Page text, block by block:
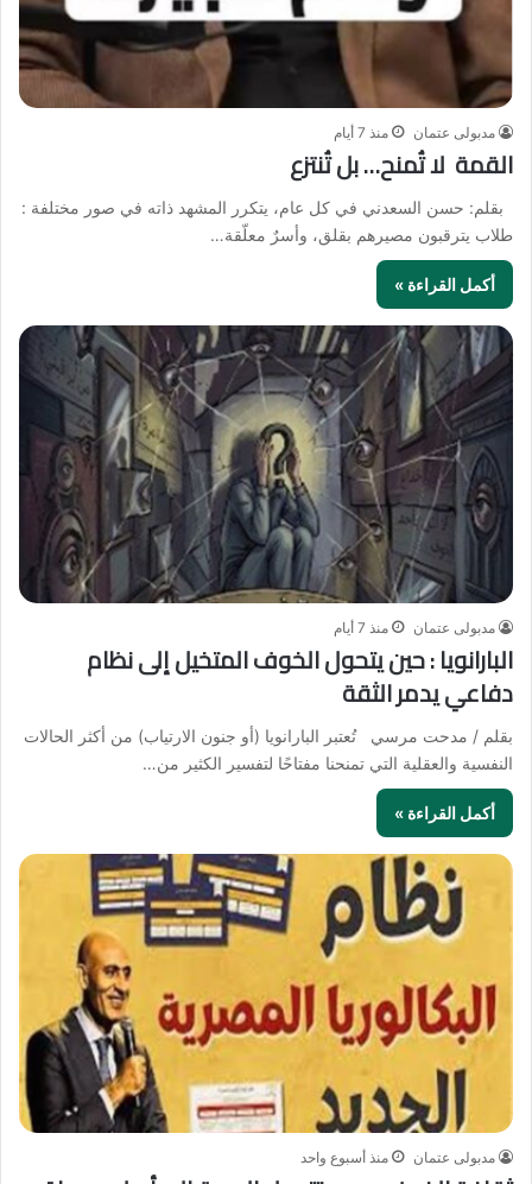
مدبولى عتمان منذ 7 أيام
القمة لا تُمنح… بل تُنتزع
بقلم: حسن السعدني في كل عام، يتكرر المشهد ذاته في صور مختلفة :
طلاب يترقبون مصيرهم بقلق، وأسرٌ معلّقة…
أكمل القراءة »
مدبولى عتمان منذ 7 أيام
البارانويا : حين يتحول الخوف المتخيل إلى نظام
دفاعي يدمر الثقة
بقلم / مدحت مرسي تُعتبر البارانويا (أو جنون الارتياب) من أكثر الحالات
النفسية والعقلية التي تمنحنا مفتاحًا لتفسير الكثير من…
أكمل القراءة »
مدبولى عتمان منذ أسبوع واحد